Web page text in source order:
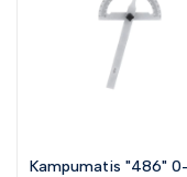
Kirviai ir
Metalo ir
Kabiamušiai
Kampumatis "486"